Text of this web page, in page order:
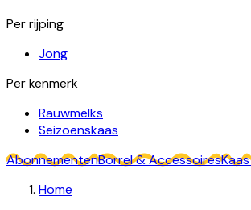
Per rijping
Jong
Per kenmerk
Rauwmelks
Seizoenskaas
AbonnementenBorrel & Accessoires
Home